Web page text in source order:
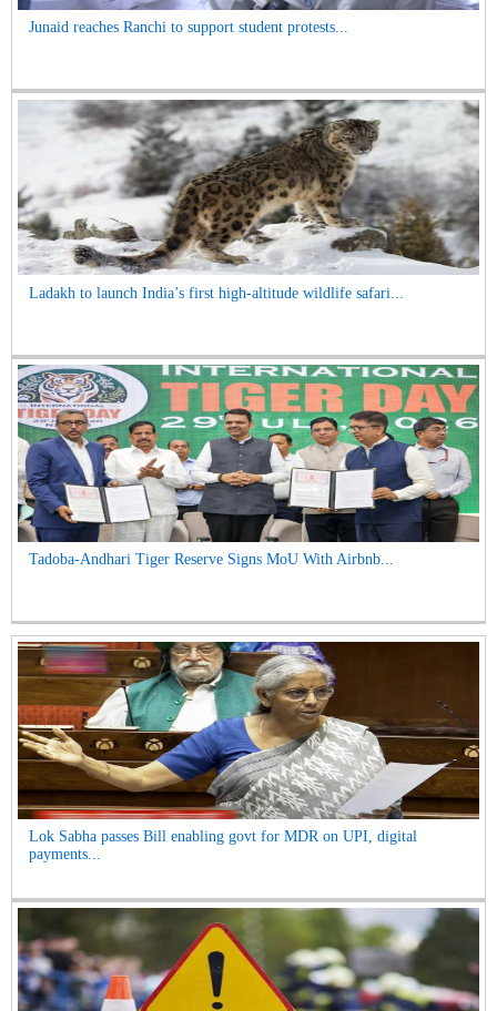
Junaid reaches Ranchi to support student protests...
Ladakh to launch India’s first high-altitude wildlife safari...
Tadoba-Andhari Tiger Reserve Signs MoU With Airbnb...
Lok Sabha passes Bill enabling govt for MDR on UPI, digital
payments...